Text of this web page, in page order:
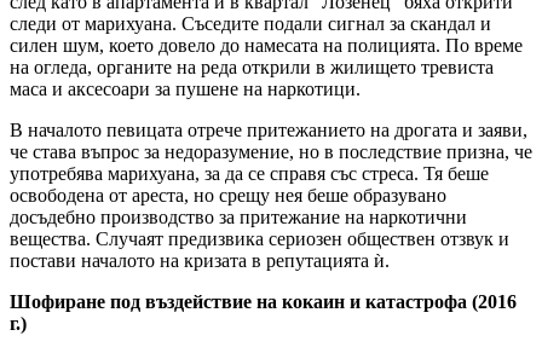
следи от марихуана. Съседите подали сигнал за скандал и
силен шум, което довело до намесата на полицията. По време
на огледа, органите на реда открили в жилището тревиста
маса и аксесоари за пушене на наркотици.
В началото певицата отрече притежанието на дрогата и заяви,
че става въпрос за недоразумение, но в последствие призна, че
употребява марихуана, за да се справя със стреса. Тя беше
освободена от ареста, но срещу нея беше образувано
досъдебно производство за притежание на наркотични
вещества. Случаят предизвика сериозен обществен отзвук и
постави началото на кризата в репутацията ѝ.
Шофиране под въздействие на кокаин и катастрофа (2016
г.)